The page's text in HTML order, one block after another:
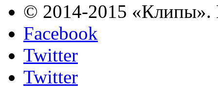
© 2014-2015 «Клипы».
Facebook
Twitter
Twitter